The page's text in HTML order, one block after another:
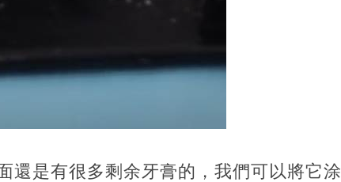
還是有很多剩余牙膏的，我們可以將它涂